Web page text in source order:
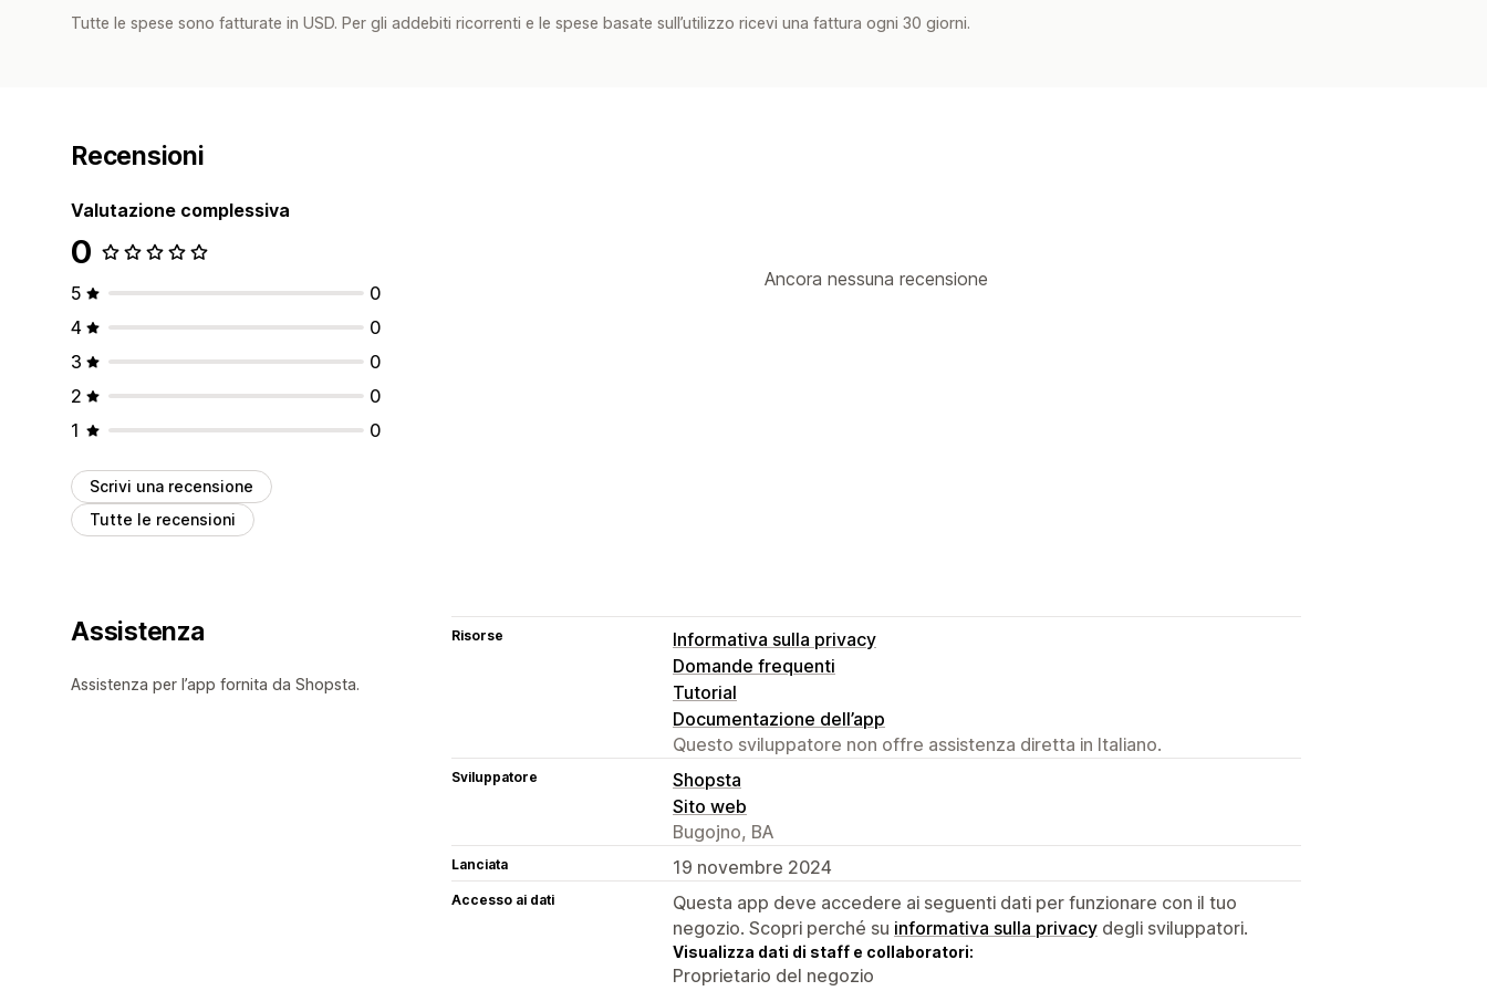
Tutte le spese sono fatturate in USD. Per gli addebiti ricorrenti e le spese basate sull’utilizzo ricevi una fattura ogni 30 giorni.
Recensioni
Valutazione complessiva
0
5
0
4
0
3
0
2
0
1
0
Scrivi una recensione
Tutte le recensioni
Ancora nessuna recensione
Assistenza
Assistenza per l’app fornita da Shopsta.
Risorse
Informativa sulla privacy
Domande frequenti
Tutorial
Documentazione dell’app
Questo sviluppatore non offre assistenza diretta in Italiano.
Sviluppatore
Shopsta
Sito web
Bugojno, BA
Lanciata 19 novembre 2024
Accesso ai dati
Questa app deve accedere ai seguenti dati per funzionare con il tuo
negozio. Scopri perché su informativa sulla privacy degli sviluppatori.
Visualizza dati di staff e collaboratori:
Proprietario del negozio